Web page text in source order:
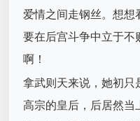
爱情之间走钢丝。想想
要在后宫斗争中立于不
啊！
拿武则天来说，她初只
高宗的皇后，后居然当